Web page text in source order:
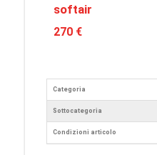
softair
270 €
Categoria
Sottocategoria
Condizioni articolo